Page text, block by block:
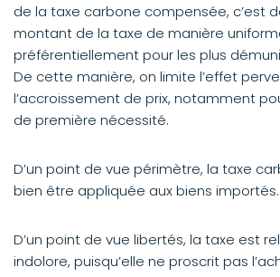
de la taxe carbone compensée, c’est
montant de la taxe de manière
préférentiellement pour les plus
De cette manière, on limite l’effet
l’accroissement de prix, notamment
de première nécessité.
D’un point de vue périmètre, la taxe
bien être appliquée aux biens importés.
D’un point de vue libertés, la taxe est
indolore, puisqu’elle ne proscrit pas